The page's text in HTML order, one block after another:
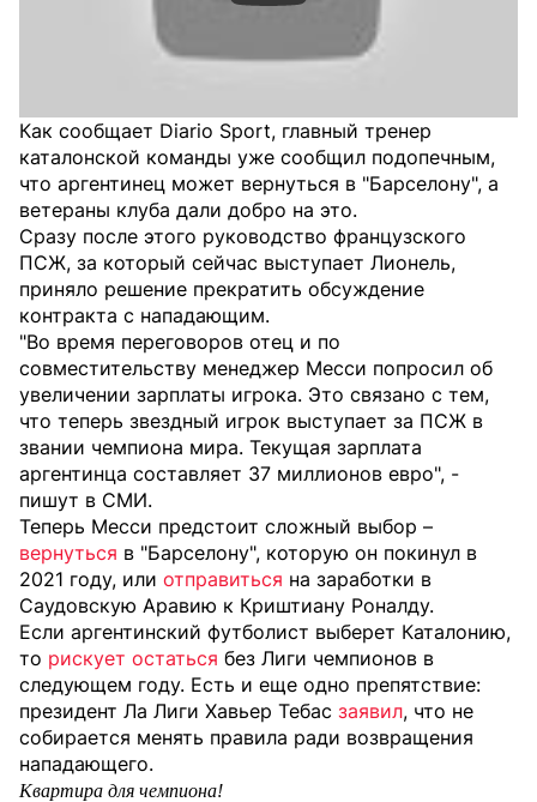
Как сообщает Diario Sport, главный тренер
каталонской команды уже сообщил подопечным,
что аргентинец может вернуться в "Барселону", а
ветераны клуба дали добро на это.
Сразу после этого руководство французского
ПСЖ, за который сейчас выступает Лионель,
приняло решение прекратить обсуждение
контракта с нападающим.
"Во время переговоров отец и по
совместительству менеджер Месси попросил об
увеличении зарплаты игрока. Это связано с тем,
что теперь звездный игрок выступает за ПСЖ в
звании чемпиона мира. Текущая зарплата
аргентинца составляет 37 миллионов евро", -
пишут в СМИ.
Теперь Месси предстоит сложный выбор –
вернуться в "Барселону", которую он покинул в
2021 году, или отправиться на заработки в
Саудовскую Аравию к Криштиану Роналду.
Если аргентинский футболист выберет Каталонию,
то рискует остаться без Лиги чемпионов в
следующем году. Есть и еще одно препятствие:
президент Ла Лиги Хавьер Тебас заявил, что не
собирается менять правила ради возвращения
нападающего.
Квартира для чемпиона!